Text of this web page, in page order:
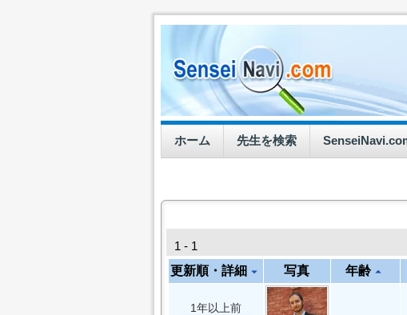
ホーム 先生を検索
1 - 1
更新順・詳細 arrow_drop_down 写真 年齢arrow_drop_up
1年以上前